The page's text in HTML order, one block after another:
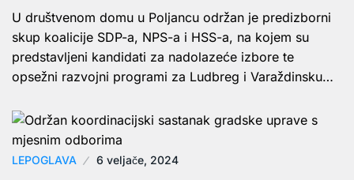
U društvenom domu u Poljancu održan je predizborni
skup koalicije SDP-a, NPS-a i HSS-a, na kojem su
predstavljeni kandidati za nadolazeće izbore te
opsežni razvojni programi za Ludbreg i Varaždinsku…
LEPOGLAVA 6 veljače, 2024